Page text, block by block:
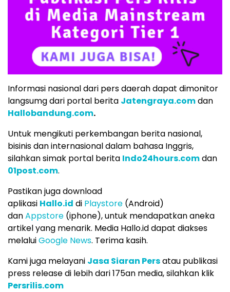
Informasi nasional dari pers daerah dapat dimonitor
langsumg dari portal berita Jatengraya.comdan
Hallobandung.com.
Untuk mengikuti perkembangan berita nasional,
bisinis dan internasional dalam bahasa Inggris,
silahkan simak portal berita Indo24hours.comdan
01post.com.
Pastikan juga download
aplikasi Hallo.id di Playstore (Android)
danAppstore (iphone), untuk mendapatkan aneka
artikel yang menarik. Media Hallo.id dapat diakses
melaluiGoogle News. Terima kasih.
Kami juga melayani Jasa Siaran Persatau publikasi
press release di lebih dari 175an media, silahkan klik
Persrilis.com